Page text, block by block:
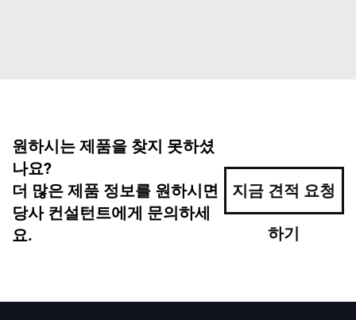
원하시는 제품을 찾지 못하셨
나요?
더 많은 제품 정보를 원하시면
당사 컨설턴트에게 문의하세
요.
지금 견적 요청
하기